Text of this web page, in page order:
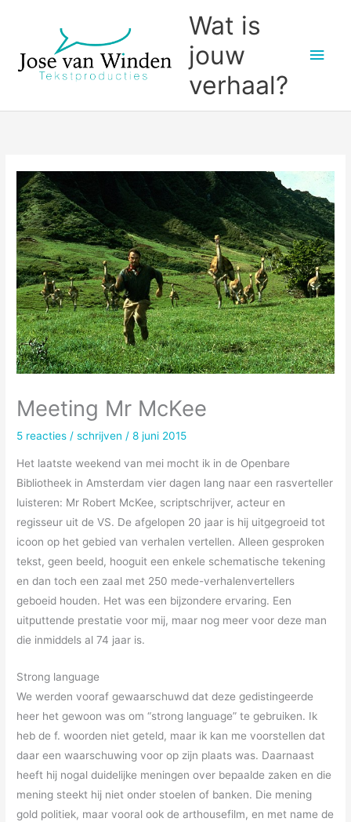
inhoud
Wat is
jouw
verhaal?
Meeting Mr McKee
5 reacties /schrijven /8 juni 2015
Het laatste weekend van mei mocht ik in de Openbare
Bibliotheek in Amsterdam vier dagen lang naar een rasverteller
luisteren: Mr Robert McKee, scriptschrijver, acteur en
regisseur uit de VS. De afgelopen 20 jaar is hij uitgegroeid tot
icoon op het gebied van verhalen vertellen. Alleen gesproken
tekst, geen beeld, hooguit een enkele schematische tekening
en dan toch een zaal met 250 mede-verhalenvertellers
geboeid houden. Het was een bijzondere ervaring. Een
uitputtende prestatie voor mij, maar nog meer voor deze man
die inmiddels al 74 jaar is.
Strong language
We werden vooraf gewaarschuwd dat deze gedistingeerde
heer het gewoon was om “strong language” te gebruiken. Ik
heb de f. woorden niet geteld, maar ik kan me voorstellen dat
daar een waarschuwing voor op zijn plaats was. Daarnaast
heeft hij nogal duidelijke meningen over bepaalde zaken en die
mening steekt hij niet onder stoelen of banken. Die mening
gold politiek, maar vooral ook de arthousefilm, en met name de